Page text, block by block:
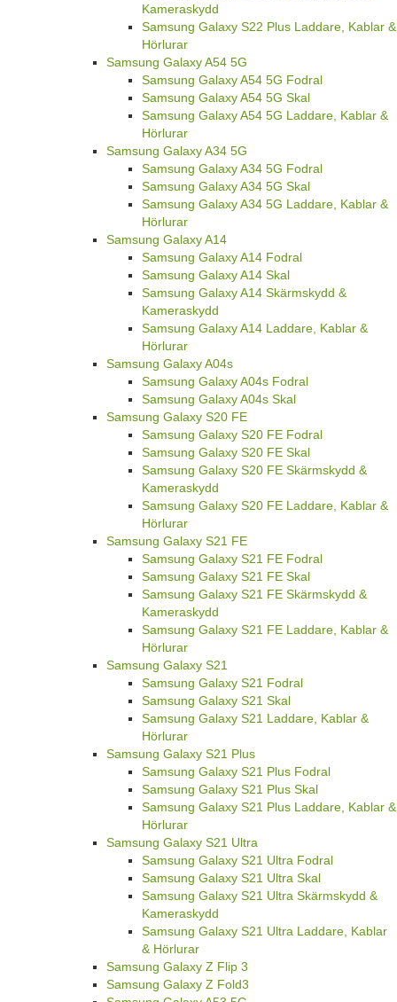
Kameraskydd
Samsung Galaxy S22 Plus Laddare, Kablar &
Hörlurar
Samsung Galaxy A54 5G
Samsung Galaxy A54 5G Fodral
Samsung Galaxy A54 5G Skal
Samsung Galaxy A54 5G Laddare, Kablar &
Hörlurar
Samsung Galaxy A34 5G
Samsung Galaxy A34 5G Fodral
Samsung Galaxy A34 5G Skal
Samsung Galaxy A34 5G Laddare, Kablar &
Hörlurar
Samsung Galaxy A14
Samsung Galaxy A14 Fodral
Samsung Galaxy A14 Skal
Samsung Galaxy A14 Skärmskydd &
Kameraskydd
Samsung Galaxy A14 Laddare, Kablar &
Hörlurar
Samsung Galaxy A04s
Samsung Galaxy A04s Fodral
Samsung Galaxy A04s Skal
Samsung Galaxy S20 FE
Samsung Galaxy S20 FE Fodral
Samsung Galaxy S20 FE Skal
Samsung Galaxy S20 FE Skärmskydd &
Kameraskydd
Samsung Galaxy S20 FE Laddare, Kablar &
Hörlurar
Samsung Galaxy S21 FE
Samsung Galaxy S21 FE Fodral
Samsung Galaxy S21 FE Skal
Samsung Galaxy S21 FE Skärmskydd &
Kameraskydd
Samsung Galaxy S21 FE Laddare, Kablar &
Hörlurar
Samsung Galaxy S21
Samsung Galaxy S21 Fodral
Samsung Galaxy S21 Skal
Samsung Galaxy S21 Laddare, Kablar &
Hörlurar
Samsung Galaxy S21 Plus
Samsung Galaxy S21 Plus Fodral
Samsung Galaxy S21 Plus Skal
Samsung Galaxy S21 Plus Laddare, Kablar &
Hörlurar
Samsung Galaxy S21 Ultra
Samsung Galaxy S21 Ultra Fodral
Samsung Galaxy S21 Ultra Skal
Samsung Galaxy S21 Ultra Skärmskydd &
Kameraskydd
Samsung Galaxy S21 Ultra Laddare, Kablar
& Hörlurar
Samsung Galaxy Z Flip 3
Samsung Galaxy Z Fold3